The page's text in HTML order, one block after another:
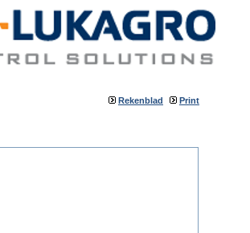
Rekenblad Print